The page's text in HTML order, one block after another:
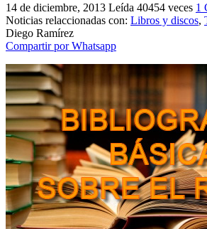
14 de diciembre, 2013 Leída 40454 veces 1
Noticias relaccionadas con: Libros y discos,
Diego Ramírez
Compartir por Whatsapp
En el Rocío, ¿dónde me alojo?